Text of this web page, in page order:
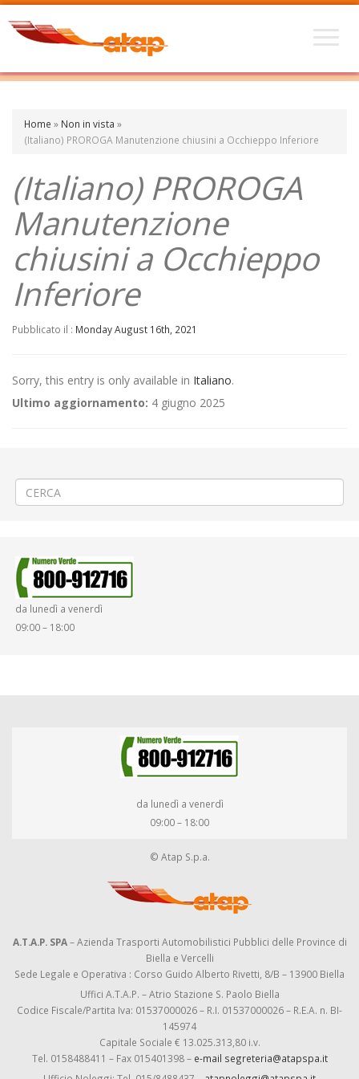
Home » Non in vista »
(Italiano) PROROGA Manutenzione chiusini a Occhieppo Inferiore
(Italiano) PROROGA
Manutenzione
chiusini a Occhieppo
Inferiore
Pubblicato il : Monday August 16th, 2021
Sorry, this entry is only available in Italiano.
Ultimo aggiornamento: 4 giugno 2025
da lunedì a venerdì
09:00 – 18:00
da lunedì a venerdì
09:00 – 18:00
© Atap S.p.a.
A.T.A.P. SPA– Azienda Trasporti Automobilistici Pubblici delle Province di
Biella e Vercelli
Sede Legale e Operativa : Corso Guido Alberto Rivetti, 8/B – 13900 Biella
Uffici A.T.A.P. – Atrio Stazione S. Paolo Biella
Codice Fiscale/Partita Iva: 01537000026 – R.I. 01537000026 – R.E.A. n. BI-
145974
Capitale Sociale € 13.025.313,80 i.v.
Tel. 0158488411 – Fax 015401398 – e-mail segreteria@atapspa.it